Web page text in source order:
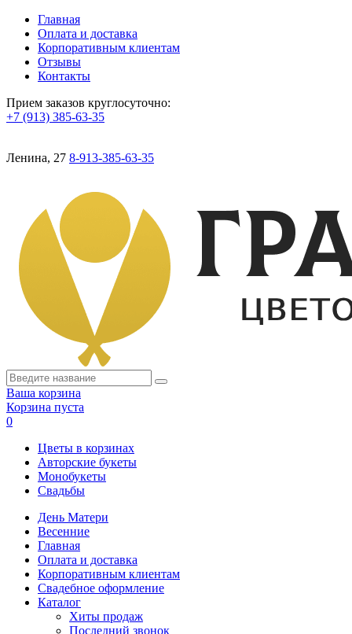
Главная
Оплата и доставка
Корпоративным клиентам
Отзывы
Контакты
Прием заказов круглосуточно:
+7 (913) 385-63-35
Ленина, 27 8-913-385-63-35
Ваша корзина
Корзина пуста
0
Цветы в корзинах
Авторские букеты
Монобукеты
Свадьбы
День Матери
Весенние
Главная
Оплата и доставка
Корпоративным клиентам
Свадебное оформление
Каталог
Хиты продаж
Последний звонок